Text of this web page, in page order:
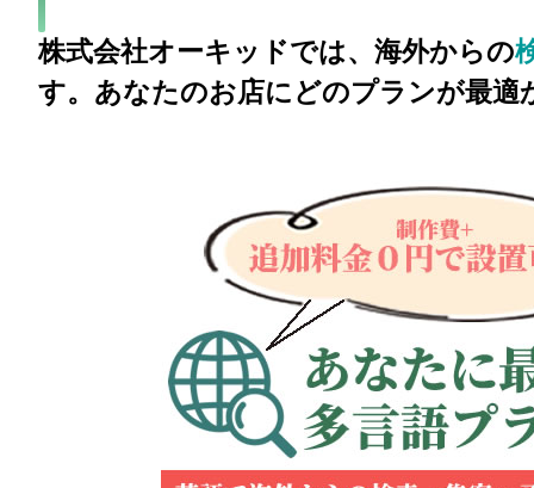
株式会社オーキッドでは、海外からの
す。あなたのお店にどのプランが最